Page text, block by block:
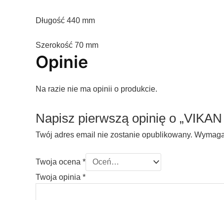
Długość 440 mm
Szerokość 70 mm
Opinie
Na razie nie ma opinii o produkcie.
Napisz pierwszą opinię o
Twój adres email nie zostanie opublikowany.
Twoja ocena *
Twoja opinia *